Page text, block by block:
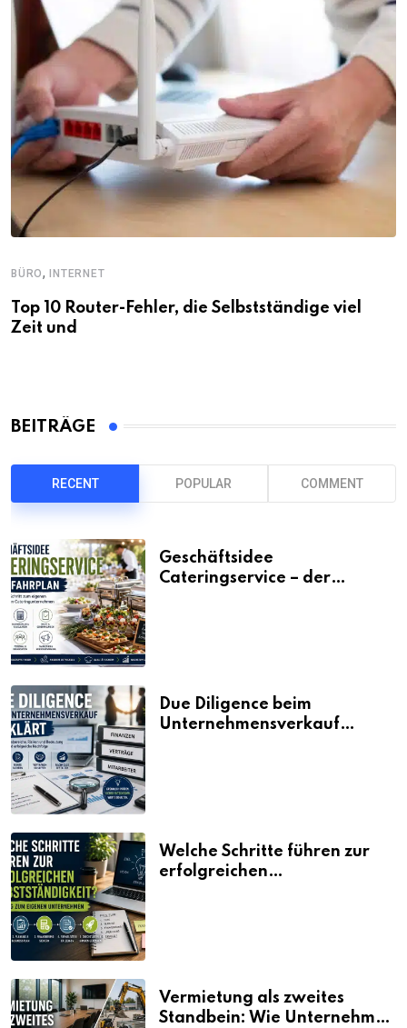
BÜRO, INTERNET
Top 10 Router-Fehler, die Selbstständige viel
Zeit und
BEITRÄGE
RECENT POPULAR COMMENT
Geschäftsidee
Cateringservice – der
Due Diligence beim
Unternehmensverkauf
Welche Schritte führen zur
erfolgreichen
Vermietung als zweites
Standbein: Wie Unternehmen